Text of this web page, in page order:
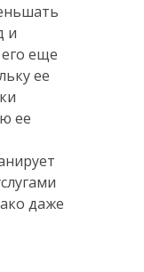
и
еще
ее
ее
даже